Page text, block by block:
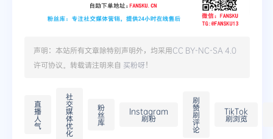
声明：本站所有文章除特别声明外，均采用CC BY-NC-SA 4.0
许可协议。转载请注明来自 买粉呀！
直
播
人
气
社
交
媒
体
优
化
粉
丝
库
Instagram
刷粉
刷
赞
刷
评
论
TikTok
刷浏览